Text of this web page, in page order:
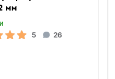
мм
5 26